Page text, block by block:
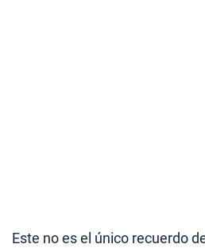
Este no es el único recuerdo